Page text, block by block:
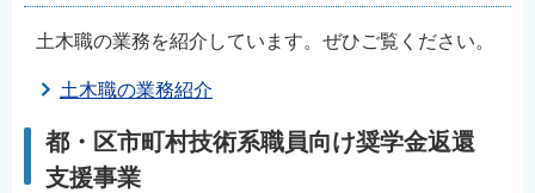
土木職の業務を紹介しています。ぜひご覧ください。
土木職の業務紹介
都・区市町村技術系職員向け奨学金返還
支援事業